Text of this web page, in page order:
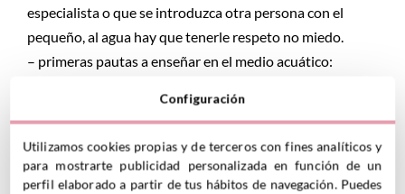
especialista o que se introduzca otra persona con el
pequeño, al agua hay que tenerle respeto no miedo.
– primeras pautas a enseñar en el medio acuático:
que los pequeños les gusta imitar muchísimo y ese puede
introducirse en el agua, como?? Sentados en el bordillo,
nunca sentaremos al pequeño entre nuestras piernas
Configuración
Utilizamos cookies propias y de terceros con fines analíticos y
para mostrarte publicidad personalizada en función de un
perfil elaborado a partir de tus hábitos de navegación. Puedes